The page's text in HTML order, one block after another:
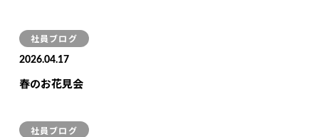
社員ブログ
2026.04.17
春のお花見会
社員ブログ